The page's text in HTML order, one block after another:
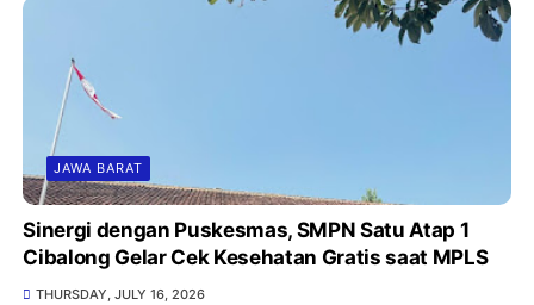
JAWA BARAT
Sinergi dengan Puskesmas, SMPN Satu Atap 1
Cibalong Gelar Cek Kesehatan Gratis saat MPLS
THURSDAY, JULY 16, 2026